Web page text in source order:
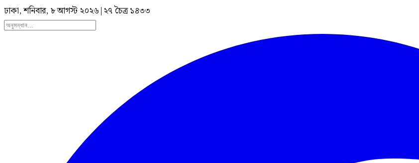
ঢাকা, শনিবার, ৮ আগস্ট ২০২৬|২৭ চৈত্র ১৪৩৩